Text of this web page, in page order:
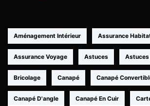
Aménagement Intérieur Assurance
Assurance Voyage Astuces Astuces
Bricolage Canapé Canapé
Canapé D'angle Canapé En Cuir